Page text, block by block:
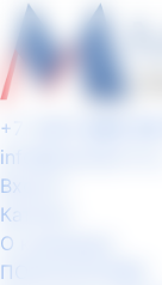
+7 (495)
info
Вход
Каталог
О компании
ПОКУПАТЕЛЯМ